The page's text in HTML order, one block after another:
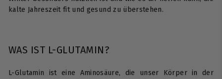
kalte Jahreszeit fit und gesund zu überstehen.
WAS IST L-GLUTAMIN?
L-Glutamin ist eine Aminosäure, die unser Körper in der